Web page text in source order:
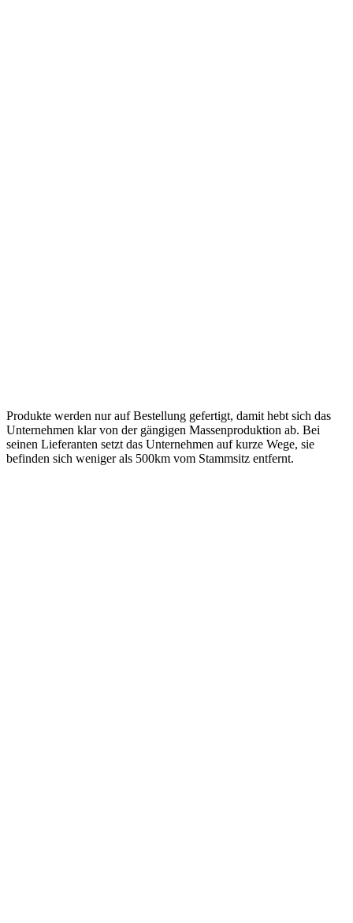
Produkte werden nur auf Bestellung gefertigt, damit hebt sich das
Unternehmen klar von der gängigen Massenproduktion ab. Bei
seinen Lieferanten setzt das Unternehmen auf kurze Wege, sie
befinden sich weniger als 500km vom Stammsitz entfernt.